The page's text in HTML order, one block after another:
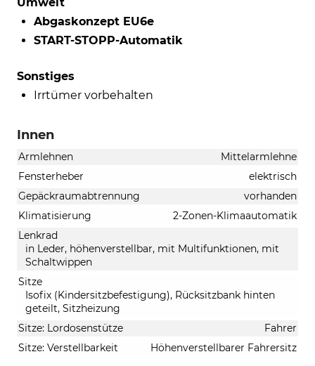
Abgaskonzept EU6e
START-STOPP-Automatik
Sonstiges
Irrtümer vorbehalten
Innen
Armlehnen
Mittelarmlehne
Fensterheber
elektrisch
Gepäckraumabtrennung
vorhanden
Klimatisierung
2-Zonen-Klimaautomatik
Lenkrad
in Leder, höhenverstellbar, mit Multifunktionen, mit
Schaltwippen
Sitze
Isofix (Kindersitzbefestigung), Rücksitzbank hinten
geteilt, Sitzheizung
Sitze: Lordosenstütze
Fahrer
Sitze: Verstellbarkeit
Höhenverstellbarer Fahrersitz